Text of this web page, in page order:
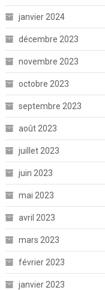
janvier 2024
décembre 2023
novembre 2023
octobre 2023
septembre 2023
août 2023
juillet 2023
juin 2023
mai 2023
avril 2023
mars 2023
février 2023
janvier 2023